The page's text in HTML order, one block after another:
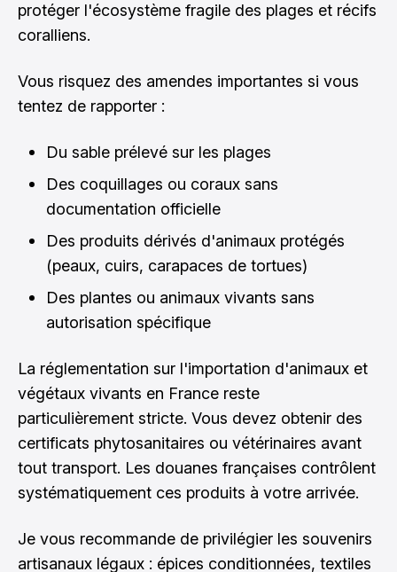
protéger l'écosystème fragile des plages et récifs
coralliens.
Vous risquez des amendes importantes si vous
tentez de rapporter :
Du sable prélevé sur les plages
Des coquillages ou coraux sans
documentation officielle
Des produits dérivés d'animaux protégés
(peaux, cuirs, carapaces de tortues)
Des plantes ou animaux vivants sans
autorisation spécifique
La réglementation sur l'importation d'animaux et
végétaux vivants en France reste
particulièrement stricte. Vous devez obtenir des
certificats phytosanitaires ou vétérinaires avant
tout transport. Les douanes françaises contrôlent
systématiquement ces produits à votre arrivée.
Je vous recommande de privilégier les souvenirs
artisanaux légaux : épices conditionnées, textiles